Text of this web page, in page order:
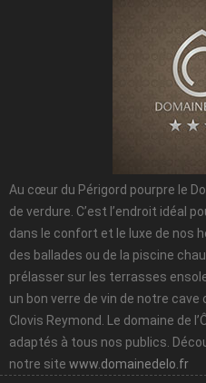
Au cœur du Périgord pourpre le
de verdure. C’est l’endroit idéal
dans le confort et le luxe de nos
des ballades ou de la piscine
prélasser sur les terrasses
un bon verre de vin de notre
Clovis Reymond. Le domaine de
adaptés à tous nos publics.
notre site www.domainedelo.fr